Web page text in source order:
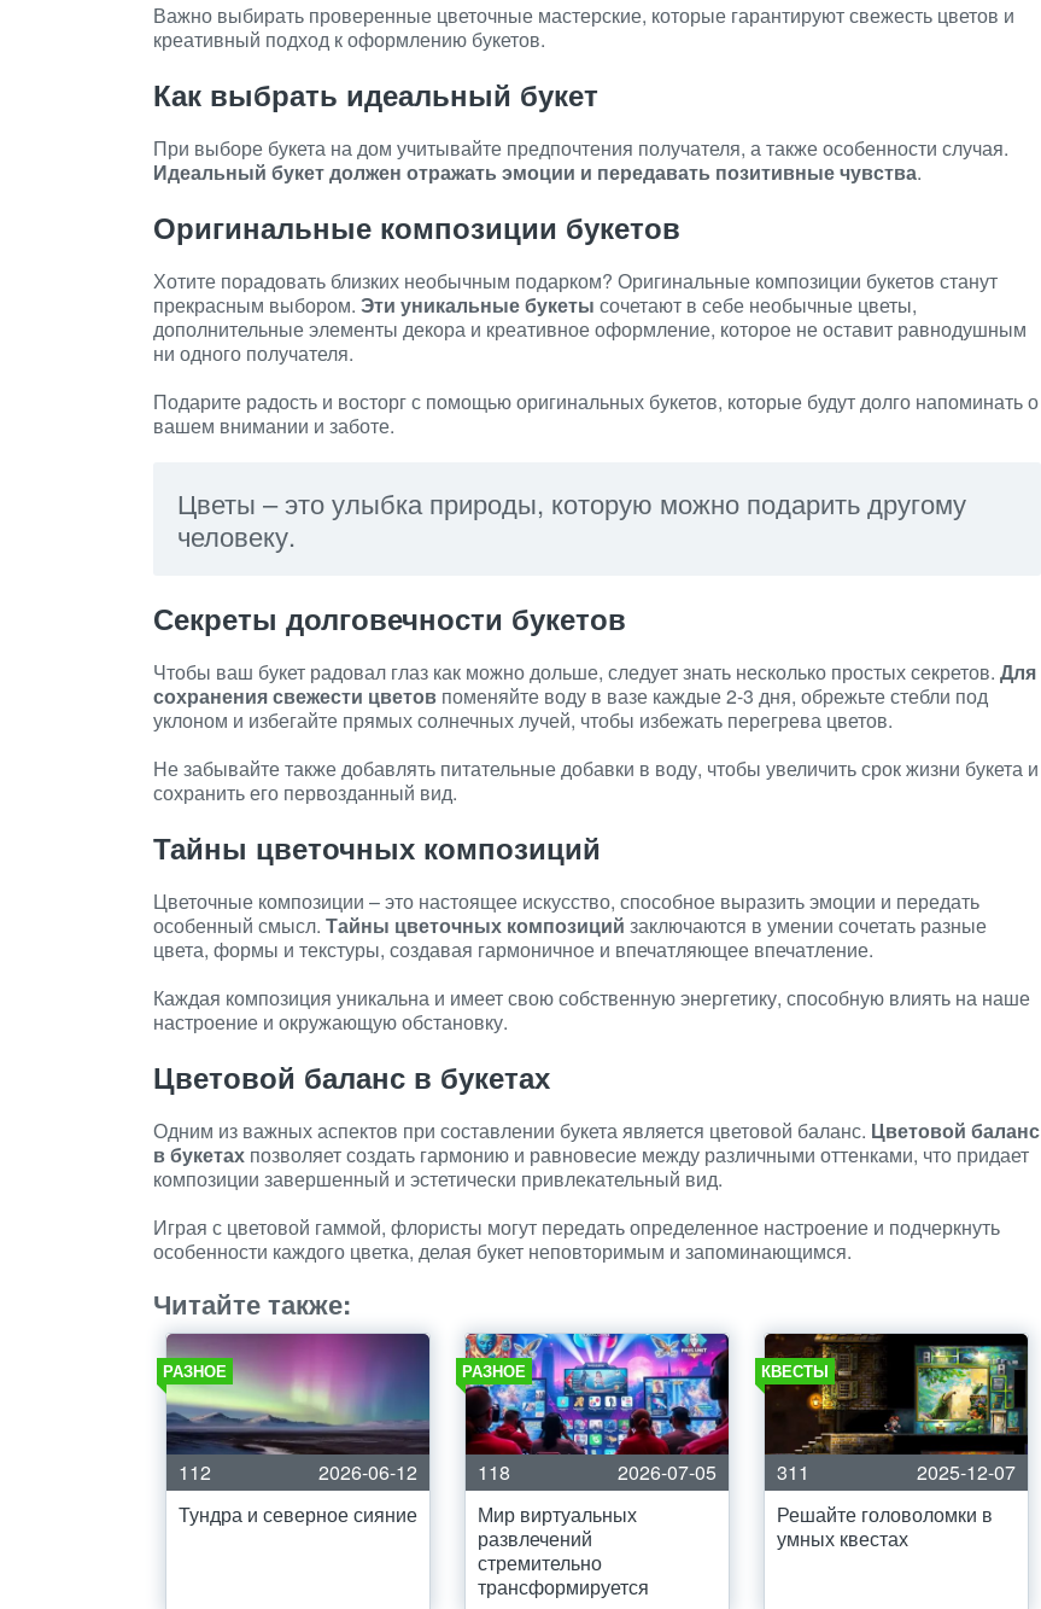
Важно выбирать проверенные цветочные мастерские, которые гарантируют свежесть цветов и
креативный подход к оформлению букетов.
Как выбрать идеальный букет
При выборе букета на дом учитывайте предпочтения получателя, а также особенности случая.
Идеальный букет должен отражать эмоции и передавать позитивные чувства.
Оригинальные композиции букетов
Хотите порадовать близких необычным подарком? Оригинальные композиции букетов станут
прекрасным выбором. Эти уникальные букеты сочетают в себе необычные цветы,
дополнительные элементы декора и креативное оформление, которое не оставит равнодушным
ни одного получателя.
Подарите радость и восторг с помощью оригинальных букетов, которые будут долго напоминать о
вашем внимании и заботе.
Цветы – это улыбка природы, которую можно подарить другому
человеку.
Секреты долговечности букетов
Чтобы ваш букет радовал глаз как можно дольше, следует знать несколько простых секретов. Для
сохранения свежести цветов поменяйте воду в вазе каждые 2-3 дня, обрежьте стебли под
уклоном и избегайте прямых солнечных лучей, чтобы избежать перегрева цветов.
Не забывайте также добавлять питательные добавки в воду, чтобы увеличить срок жизни букета и
сохранить его первозданный вид.
Тайны цветочных композиций
Цветочные композиции – это настоящее искусство, способное выразить эмоции и передать
особенный смысл. Тайны цветочных композиций заключаются в умении сочетать разные
цвета, формы и текстуры, создавая гармоничное и впечатляющее впечатление.
Каждая композиция уникальна и имеет свою собственную энергетику, способную влиять на наше
настроение и окружающую обстановку.
Цветовой баланс в букетах
Одним из важных аспектов при составлении букета является цветовой баланс. Цветовой баланс
в букетах позволяет создать гармонию и равновесие между различными оттенками, что придает
композиции завершенный и эстетически привлекательный вид.
Играя с цветовой гаммой, флористы могут передать определенное настроение и подчеркнуть
особенности каждого цветка, делая букет неповторимым и запоминающимся.
Читайте также:
РАЗНОЕ
112
2026-06-12
Тундра и северное сияние
РАЗНОЕ
118
2026-07-05
Мир виртуальных
развлечений
стремительно
трансформируется
КВЕСТЫ
311
2025-12-07
Решайте головоломки в
умных квестах